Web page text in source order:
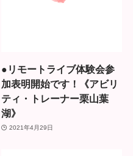
●リモートライブ体験会参
加表明開始です！《アビリ
ティ・トレーナー栗山葉
湖》
2021年4月29日